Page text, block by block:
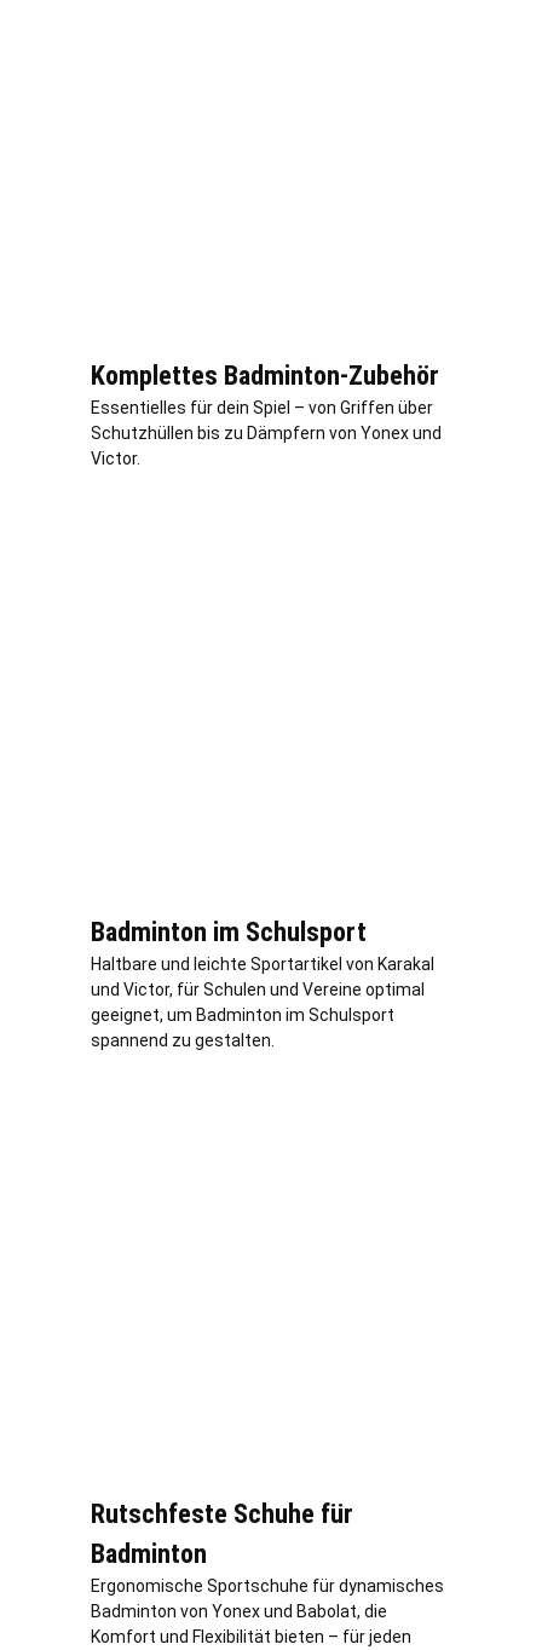
Komplettes Badminton-Zubehör
Essentielles für dein Spiel – von Griffen über
Schutzhüllen bis zu Dämpfern von Yonex und
Victor.
Badminton im Schulsport
Haltbare und leichte Sportartikel von Karakal
und Victor, für Schulen und Vereine optimal
geeignet, um Badminton im Schulsport
spannend zu gestalten.
Rutschfeste Schuhe für
Badminton
Ergonomische Sportschuhe für dynamisches
Badminton von Yonex und Babolat, die
Komfort und Flexibilität bieten – für jeden